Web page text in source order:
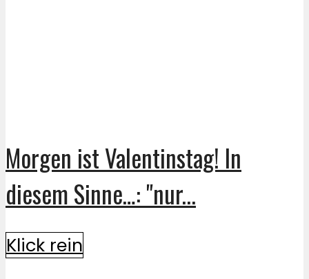
Morgen ist Valentinstag! In
diesem Sinne…: "nur...
Klick rein